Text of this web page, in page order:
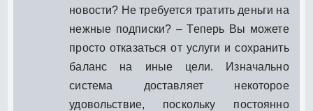
новости? Не требуется тратить деньги на
нежные подписки? – Теперь Вы можете
просто отказаться от услуги и сохранить
баланс на иные цели. Изначально
система доставляет некоторое
удовольствие, поскольку постоянно